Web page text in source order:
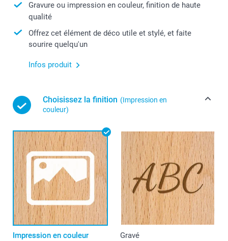
Gravure ou impression en couleur, finition de haute
qualité
Offrez cet élément de déco utile et stylé, et faite
sourire quelqu'un
Infos produit
Choisissez la finition (Impression en
couleur)
Impression en couleur Gravé